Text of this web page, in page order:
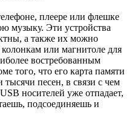
плеере или флешке
музыку. Эти устройства
а также их можно
или магнитоле для
востребованным
того, что его карта памяти
тысячи песен, в связи с чем
носителей уже отпадает,
подсоединяешь и